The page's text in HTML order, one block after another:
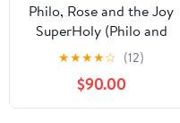
Philo, Rose and the Joy
SuperHoly (Philo and
the SuperHolies Book 3)
★★★★☆ (12)
$90.00